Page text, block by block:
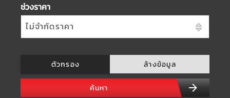
ช่วงราคา
ไม่จำกัดราคา
ตัวกรอง ล้างข้อมูล
ค้นหา